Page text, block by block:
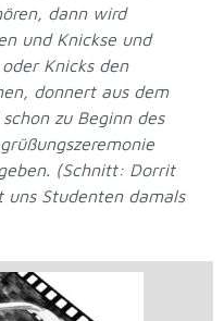
dann wird
und Knickse und
Knicks den
donnert aus dem
zu Beginn des
(Schnitt: Dorrit
Studenten damals